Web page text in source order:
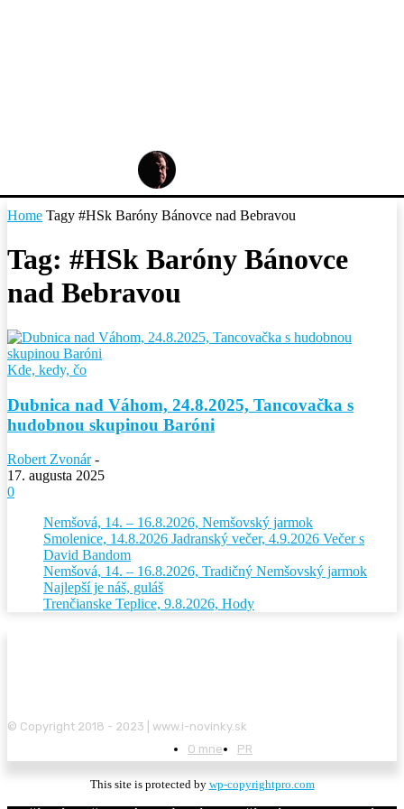
Home Tagy #HSk Baróny Bánovce nad Bebravou
Tag: #HSk Baróny Bánovce
nad Bebravou
Kde, kedy, čo
Dubnica nad Váhom, 24.8.2025, Tancovačka s
hudobnou skupinou Baróni
Robert Zvonár -
17. augusta 2025
0
Nemšová, 14. – 16.8.2026, Nemšovský jarmok
Smolenice, 14.8.2026 Jadranský večer, 4.9.2026 Večer s
David Bandom
Nemšová, 14. – 16.8.2026, Tradičný Nemšovský jarmok
Najlepší je náš, guláš
Trenčianske Teplice, 9.8.2026, Hody
© Copyright 2018 - 2023 | www.i-novinky.sk
O mne
PR
This site is protected by wp-copyrightpro.com